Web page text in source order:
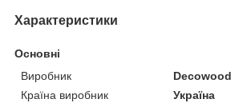
Характеристики
Основні
Виробник
Decowood
Країна виробник
Україна